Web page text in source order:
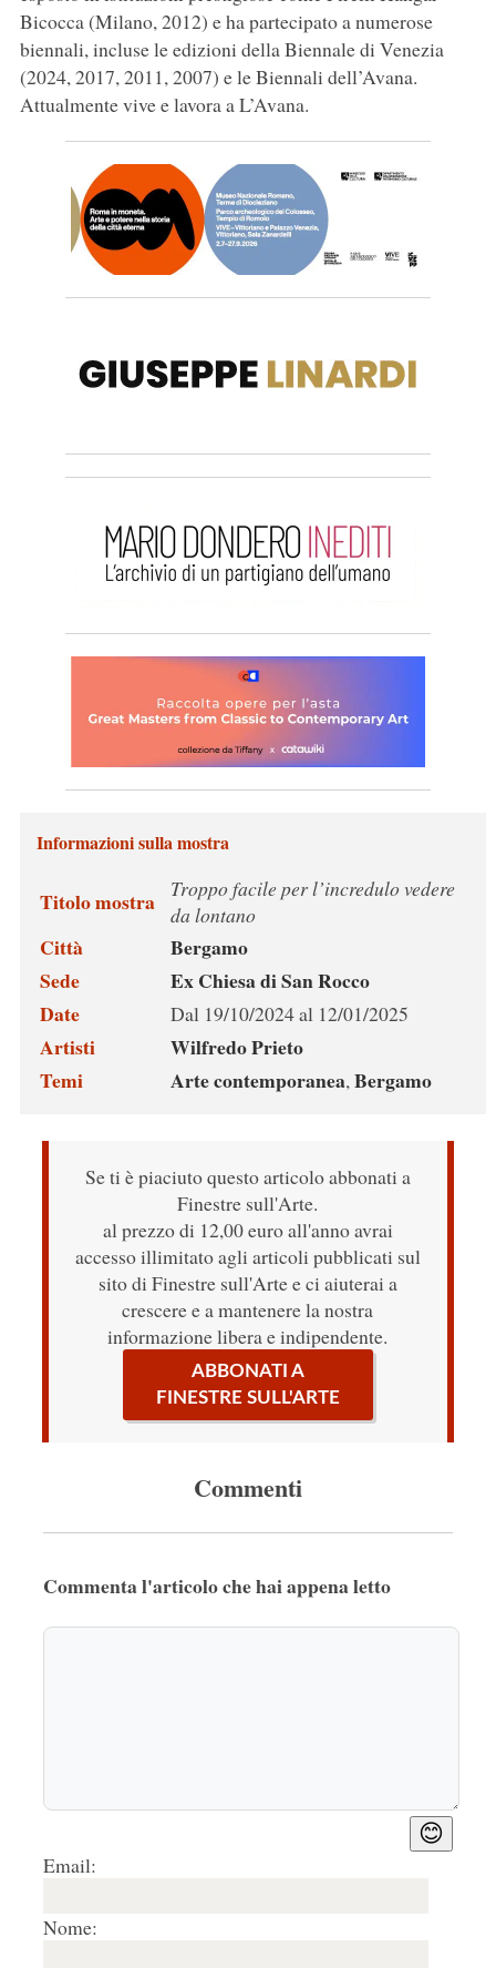
Bicocca (Milano, 2012) e ha partecipato a numerose
biennali, incluse le edizioni della Biennale di Venezia
(2024, 2017, 2011, 2007) e le Biennali dell’Avana.
Attualmente vive e lavora a L’Avana.
Informazioni sulla mostra
Titolo mostra
Troppo facile per l’incredulo vedere
da lontano
Città
Bergamo
Sede
Ex Chiesa di San Rocco
Date
Dal 19/10/2024 al 12/01/2025
Artisti
Wilfredo Prieto
Temi
Arte contemporanea, Bergamo
Se ti è piaciuto questo articolo abbonati a
Finestre sull'Arte.
al prezzo di 12,00 euro all'anno avrai
accesso illimitato agli articoli pubblicati sul
sito di Finestre sull'Arte e ci aiuterai a
crescere e a mantenere la nostra
informazione libera e indipendente.
ABBONATI A
FINESTRE SULL'ARTE
Commenti
Commenta l'articolo che hai appena letto
😊
Email:
Nome: